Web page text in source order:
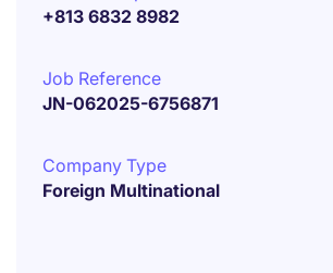
+813 6832 8982
Job Reference
JN-062025-6756871
Company Type
Foreign Multinational